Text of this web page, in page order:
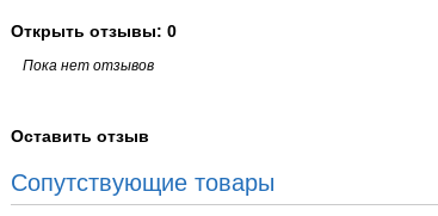
Открыть отзывы: 0
Пока нет отзывов
Оставить отзыв
Сопутствующие товары